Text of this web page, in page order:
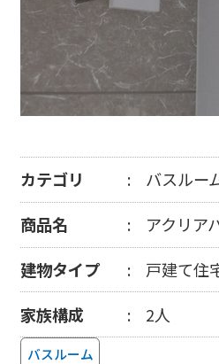
カテゴリ
バスルー
商品名
アクリア
建物タイプ
戸建て住
家族構成
2人
バスルーム